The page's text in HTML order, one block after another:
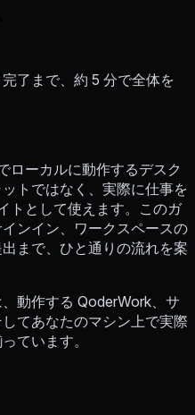
了まで、約 5 分で全体を
ローカルに動作するデスク
トではなく、実際に仕事を
トとして使えます。このガ
ンイン、ワークスペースの
まで、ひと通りの流れを案
動作する QoderWork、サ
てあなたのマシン上で実際
ています。